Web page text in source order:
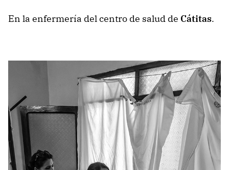
En la enfermería del centro de salud de Cátitas.